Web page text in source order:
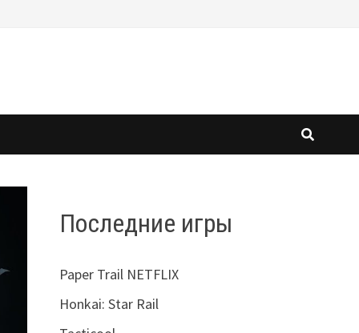
Последние игры
Paper Trail NETFLIX
Honkai: Star Rail